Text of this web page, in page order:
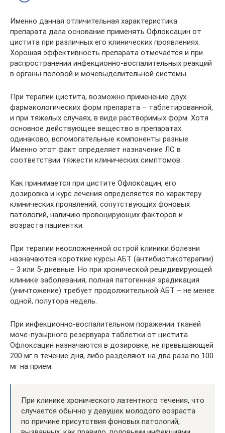
Именно данная отличительная характеристика
препарата дала основание применять Офлоксацин от
цистита при различных его клинических проявлениях.
Хорошая эффективность препарата отмечается и при
распространении инфекционно-воспалительных реакций
в органы половой и мочевыделительной системы.
При терапии цистита, возможно применение двух
фармакологических форм препарата – таблетированной,
и при тяжелых случаях, в виде растворимых форм. Хотя
основное действующее вещество в препаратах
одинаково, вспомогательные компоненты разные.
Именно этот факт определяет назначение ЛС в
соответствии тяжести клинических симптомов.
Как принимается при цистите Офлоксацин, его
дозировка и курс лечения определяется по характеру
клинических проявлений, сопутствующих фоновых
патологий, наличию провоцирующих факторов и
возраста пациентки.
При терапии неосложненной острой клиники болезни
назначаются короткие курсы АБТ (антибиотикотерапии)
– 3 или 5-дневные. Но при хронической рецидивирующей
клинике заболевания, полная патогенная эрадикация
(уничтожение) требует продолжительной АБТ – не менее
одной, полутора недель.
При инфекционно-воспалительном поражении тканей
моче-пузырного резервуара таблетки от цистита
Офлоксацин назначаются в дозировке, не превышающей
200 мг в течение дня, либо разделяют на два раза по 100
мг на прием.
При клинике хронического латентного течения, что
случается обычно у девушек молодого возраста
по причине присутствия фоновых патологий,